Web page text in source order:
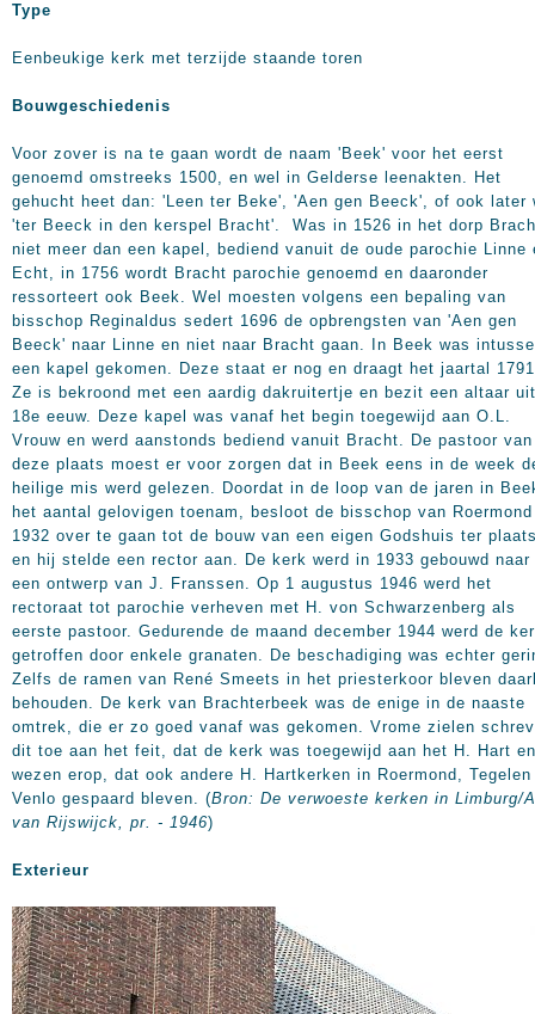
Type
Eenbeukige kerk met terzijde staande toren
Bouwgeschiedenis
Voor zover is na te gaan wordt de naam 'Beek' voor het eerst
genoemd omstreeks 1500, en wel in Gelderse leenakten. Het
gehucht heet dan: 'Leen ter Beke', 'Aen gen Beeck', of ook later
'ter Beeck in den kerspel Bracht'. Was in 1526 in het dorp
niet meer dan een kapel, bediend vanuit de oude parochie Linne
Echt, in 1756 wordt Bracht parochie genoemd en daaronder
ressorteert ook Beek. Wel moesten volgens een bepaling van
bisschop Reginaldus sedert 1696 de opbrengsten van 'Aen gen
Beeck' naar Linne en niet naar Bracht gaan. In Beek was
een kapel gekomen. Deze staat er nog en draagt het jaartal
Ze is bekroond met een aardig dakruitertje en bezit een altaar
18e eeuw. Deze kapel was vanaf het begin toegewijd aan O.L.
Vrouw en werd aanstonds bediend vanuit Bracht. De pastoor van
deze plaats moest er voor zorgen dat in Beek eens in de week
heilige mis werd gelezen. Doordat in de loop van de jaren in
het aantal gelovigen toenam, besloot de bisschop van
1932 over te gaan tot de bouw van een eigen Godshuis ter
en hij stelde een rector aan. De kerk werd in 1933 gebouwd naar
een ontwerp van J. Franssen. Op 1 augustus 1946 werd het
rectoraat tot parochie verheven met H. von Schwarzenberg als
eerste pastoor. Gedurende de maand december 1944 werd de
getroffen door enkele granaten. De beschadiging was echter
Zelfs de ramen van René Smeets in het priesterkoor bleven
behouden. De kerk van Brachterbeek was de enige in de naaste
omtrek, die er zo goed vanaf was gekomen. Vrome zielen
dit toe aan het feit, dat de kerk was toegewijd aan het H. Hart en
wezen erop, dat ook andere H. Hartkerken in Roermond, Tegelen
Venlo gespaard bleven. (Bron: De verwoeste kerken in Limburg/
van Rijswijck, pr. - 1946)
Exterieur